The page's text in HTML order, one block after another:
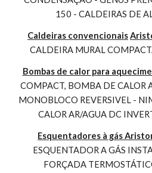
150 - CALDEIRAS DE
Caldeiras convencionais
CALDEIRA MURAL
Bombas de calor para
COMPACT, BOMBA DE CALOR
MONOBLOCO REVERSIVEL -
CALOR AR/AGUA DC
Esquentadores à gás
ESQUENTADOR A GÁS
FORÇADA